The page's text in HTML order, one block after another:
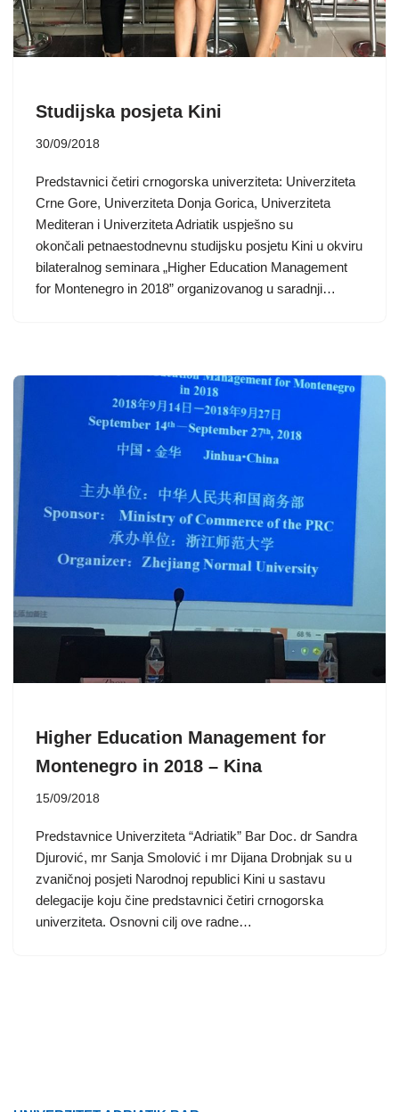
Studijska posjeta Kini
30/09/2018
Predstavnici četiri crnogorska univerziteta: Univerziteta
Crne Gore, Univerziteta Donja Gorica, Univerziteta
Mediteran i Univerziteta Adriatik uspješno su
okončali petnaestodnevnu studijsku posjetu Kini u okviru
bilateralnog seminara „Higher Education Management
for Montenegro in 2018” organizovanog u saradnji…
Higher Education Management for
Montenegro in 2018 – Kina
15/09/2018
Predstavnice Univerziteta “Adriatik” Bar Doc. dr Sandra
Djurović, mr Sanja Smolović i mr Dijana Drobnjak su u
zvaničnoj posjeti Narodnoj republici Kini u sastavu
delegacije koju čine predstavnici četiri crnogorska
univerziteta. Osnovni cilj ove radne…